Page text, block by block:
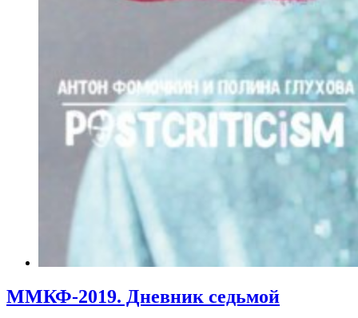
ММКФ-2019. Дневник седьмой